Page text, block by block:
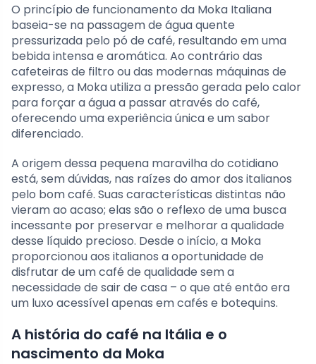
O princípio de funcionamento da Moka Italiana
baseia-se na passagem de água quente
pressurizada pelo pó de café, resultando em uma
bebida intensa e aromática. Ao contrário das
cafeteiras de filtro ou das modernas máquinas de
expresso, a Moka utiliza a pressão gerada pelo calor
para forçar a água a passar através do café,
oferecendo uma experiência única e um sabor
diferenciado.
A origem dessa pequena maravilha do cotidiano
está, sem dúvidas, nas raízes do amor dos italianos
pelo bom café. Suas características distintas não
vieram ao acaso; elas são o reflexo de uma busca
incessante por preservar e melhorar a qualidade
desse líquido precioso. Desde o início, a Moka
proporcionou aos italianos a oportunidade de
disfrutar de um café de qualidade sem a
necessidade de sair de casa – o que até então era
um luxo acessível apenas em cafés e botequins.
A história do café na Itália e o
nascimento da Moka